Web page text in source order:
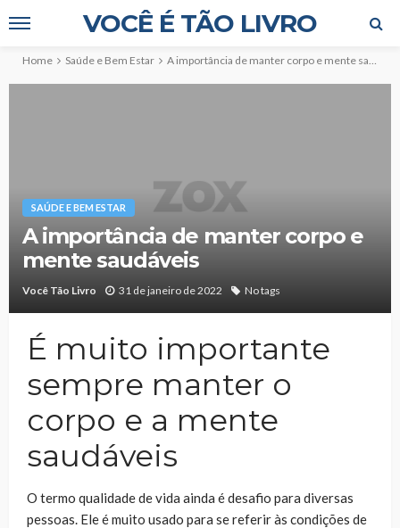
VOCÊ É TÃO LIVRO
Home Saúde e Bem Estar A importância de manter corpo e mente saudáveis
SAÚDE E BEM ESTAR
A importância de manter corpo e
mente saudáveis
Você Tão Livro 31 de janeiro de 2022 No tags
É muito importante
sempre manter o
corpo e a mente
saudáveis
O termo qualidade de vida ainda é desafio para diversas
pessoas. Ele é muito usado para se referir às condições de